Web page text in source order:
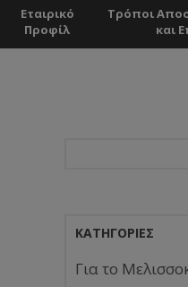
Εταιρικό
Προφίλ
Τρόποι
και
ΚΑΤΗΓΟΡΊΕΣ
Για το